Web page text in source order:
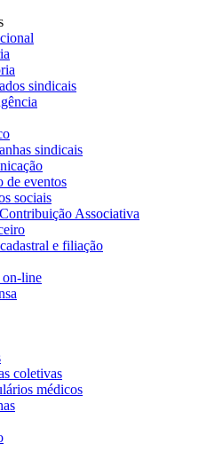
sindicais
sindicais
de eventos
sociais
Associativa
e filiação
on-line
coletivas
médicos